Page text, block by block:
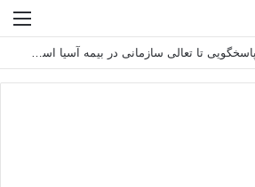
روایت یک تقدیر؛ از پاسخگویی تا تعالی سازمانی در بیمه آسیا استان اصفهان